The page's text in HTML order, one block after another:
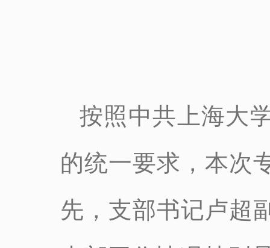
按照中共上海大
的统一要求，本次
先，支部书记卢超